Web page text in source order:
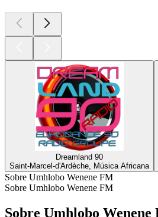
Dreamland 90
Saint-Marcel-d'Ardèche, Música Africana
Sobre Umhlobo Wenene FM
Sobre Umhlobo Wenene FM
Sobre Umhlobo Wenene